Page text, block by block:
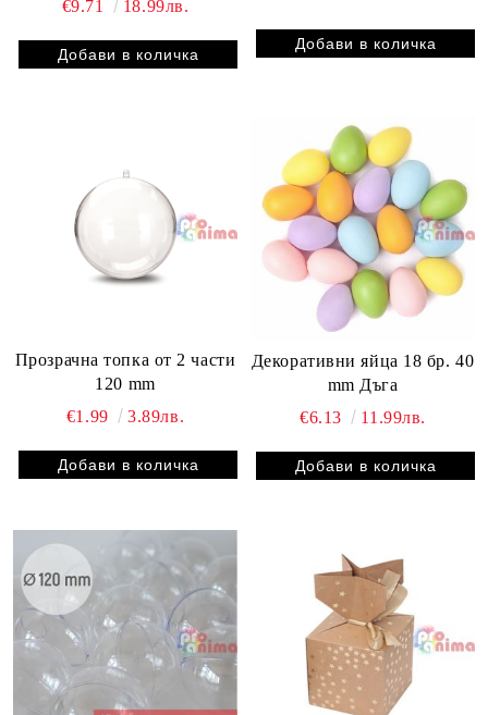
€9.71 18.99лв.
Прозрачна топка от 2 части
120 mm
€1.99
3.89лв.
Декоративни яйца 18 бр. 40
mm Дъга
€6.13
11.99лв.